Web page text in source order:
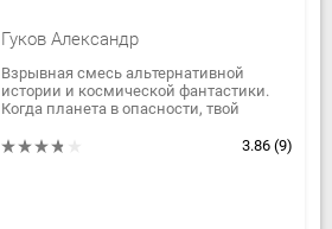
Гуков Александр
Взрывная смесь альтернативной
истории и космической фантастики.
Когда планета в опасности, твой
и доказать кровью и делом свою...3.86 (9)